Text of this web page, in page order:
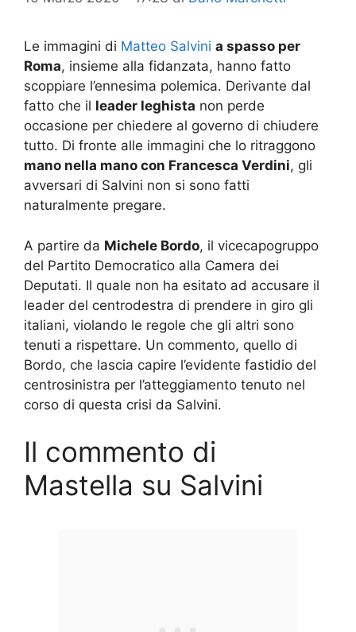
Le immagini di Matteo Salvini a spasso per
Roma, insieme alla fidanzata, hanno fatto
scoppiare l’ennesima polemica. Derivante dal
fatto che il leader leghista non perde
occasione per chiedere al governo di chiudere
tutto. Di fronte alle immagini che lo ritraggono
mano nella mano con Francesca Verdini, gli
avversari di Salvini non si sono fatti
naturalmente pregare.
A partire da Michele Bordo, il vicecapogruppo
del Partito Democratico alla Camera dei
Deputati. Il quale non ha esitato ad accusare il
leader del centrodestra di prendere in giro gli
italiani, violando le regole che gli altri sono
tenuti a rispettare. Un commento, quello di
Bordo, che lascia capire l’evidente fastidio del
centrosinistra per l’atteggiamento tenuto nel
corso di questa crisi da Salvini.
Il commento di
Mastella su Salvini